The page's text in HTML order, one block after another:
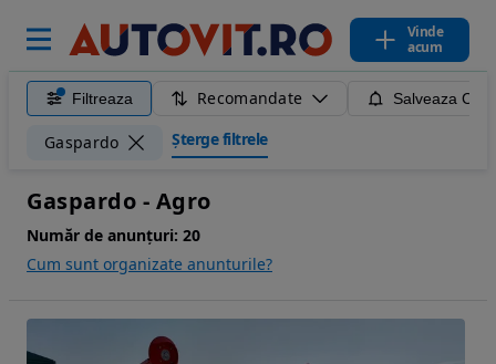
Vinde
acum
Filtreaza Recomandate Salveaza
Gaspardo Șterge filtrele
Gaspardo - Agro
Număr de anunțuri: 20
Cum sunt organizate anunturile?